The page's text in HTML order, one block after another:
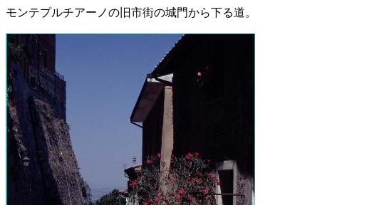
モンテプルチアーノの旧市街の城門から下る道。